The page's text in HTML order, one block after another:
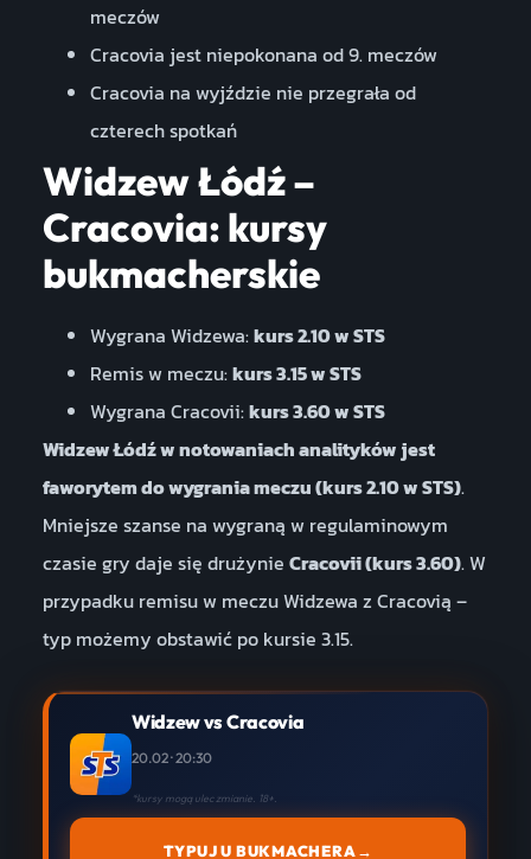
meczów
Cracovia jest niepokonana od 9. meczów
Cracovia na wyjździe nie przegrała od
czterech spotkań
Widzew Łódź –
Cracovia: kursy
bukmacherskie
Wygrana Widzewa:kurs 2.10 w STS
Remis w meczu:kurs 3.15 w STS
Wygrana Cracovii:kurs 3.60 w STS
Widzew Łódź w notowaniach analityków jest
faworytem do wygrania meczu (kurs 2.10 w STS).
Mniejsze szanse na wygraną w regulaminowym
czasie gry daje się drużynie Cracovii (kurs 3.60). W
przypadku remisu w meczu Widzewa z Cracovią –
typ możemy obstawić po kursie 3.15.
Widzew vs Cracovia
20.02 · 20:30
*kursy mogą ulec zmianie. 18+.
TYPUJ U BUKMACHERA→